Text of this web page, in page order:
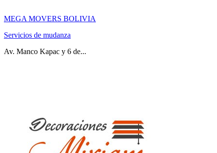
MEGA MOVERS BOLIVIA
Servicios de mudanza
Av. Manco Kapac y 6 de...